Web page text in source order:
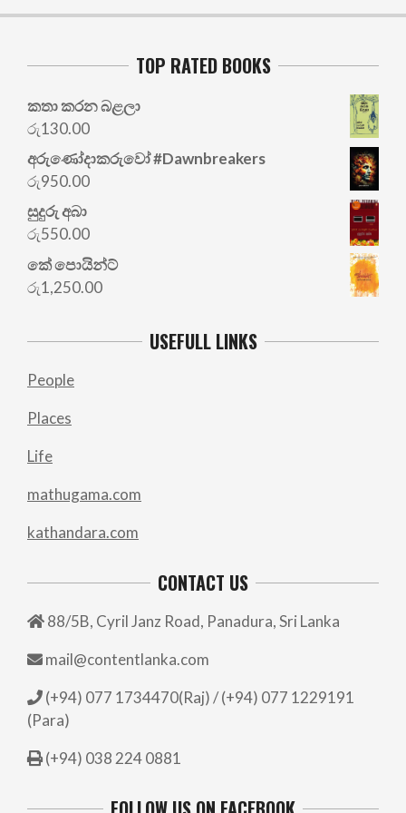
TOP RATED BOOKS
කතා කරන බළලා
රු130.00
අරු‍ණෝදාකරුවෝ #Dawnbreakers
රු950.00
සුදුරු අබා
රු550.00
කේ පොයින්ට්
රු1,250.00
USEFULL LINKS
People
Places
Life
mathugama.com
kathandara.com
CONTACT US
88/5B, Cyril Janz Road, Panadura, Sri Lanka
mail@contentlanka.com
(+94) 077 1734470(Raj) / (+94) 077 1229191
(Para)
(+94) 038 224 0881